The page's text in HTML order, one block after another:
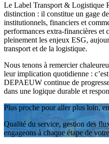
Le Label Transport & Logistique
distinction : il constitue un gage
institutionnels, financiers et
performances extra-financières et
pleinement les enjeux ESG,
transport et de la logistique.
Nous tenons à remercier
leur implication quotidienne :
DEPAEUW continue de
dans une logique durable et
Plus proche pour aller plus loin,
Qualité du service, gestion des
engageons à chaque étape de